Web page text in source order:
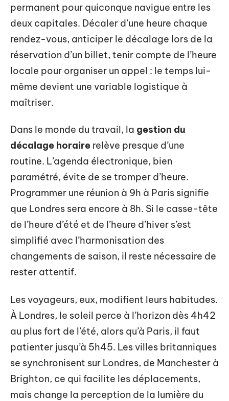
permanent pour quiconque navigue entre les
deux capitales. Décaler d’une heure chaque
rendez-vous, anticiper le décalage lors de la
réservation d’un billet, tenir compte de l’heure
locale pour organiser un appel : le temps lui-
même devient une variable logistique à
maîtriser.
Dans le monde du travail, la gestion du
décalage horaire relève presque d’une
routine. L’agenda électronique, bien
paramétré, évite de se tromper d’heure.
Programmer une réunion à 9h à Paris signifie
que Londres sera encore à 8h. Si le casse-tête
de l’heure d’été et de l’heure d’hiver s’est
simplifié avec l’harmonisation des
changements de saison, il reste nécessaire de
rester attentif.
Les voyageurs, eux, modifient leurs habitudes.
À Londres, le soleil perce à l’horizon dès 4h42
au plus fort de l’été, alors qu’à Paris, il faut
patienter jusqu’à 5h45. Les villes britanniques
se synchronisent sur Londres, de Manchester à
Brighton, ce qui facilite les déplacements,
mais change la perception de la lumière du